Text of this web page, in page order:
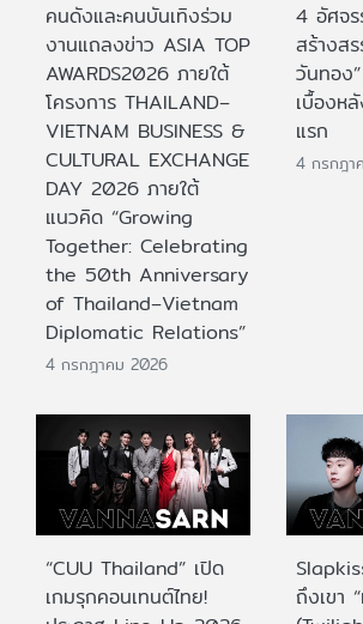
คนดังและคนบันเทิงร่วม
งานแถลงข่าว ASIA TOP
AWARDS2026 ภายใต้
โครงการ THAILAND–
VIETNAM BUSINESS &
CULTURAL EXCHANGE
DAY 2026 ภายใต้
แนวคิด “Growing
Together: Celebrating
the 50th Anniversary
of Thailand–Vietnam
Diplomatic Relations”
4 กรกฎาคม 2026
4 อัศจ
สร้างส
วันทอง
เบื้องห
แรก
4 กรกฎา
“CUU Thailand” เปิด
เกมรุกคอนเทนต์ไทย!
ถึงเขา